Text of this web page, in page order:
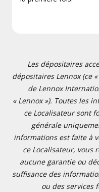
Les dépositaires
dépositaires Lennox (ce
de Lennox
« Lennox »). Toutes les
ce Localisateur sont
générale
informations est faite à
ce Localisateur, vous
aucune garantie ou
suffisance des
ou des services